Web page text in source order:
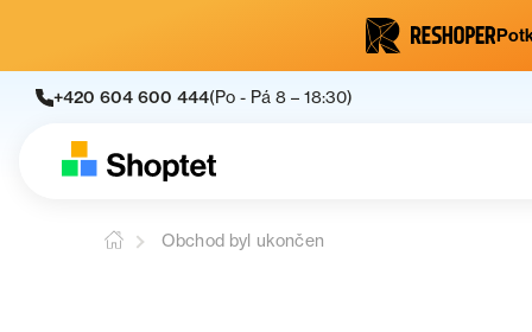
+420 604 600 444(Po - Pá 8 – 18:30)
Obchod byl ukončen